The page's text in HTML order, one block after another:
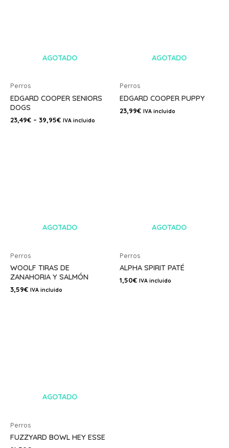
AGOTADO
Perros
EDGARD COOPER SENIORS
DOGS
23,49€ – 39,95€ IVA incluido
AGOTADO
Perros
EDGARD COOPER PUPPY
23,99€ IVA incluido
AGOTADO
Perros
WOOLF TIRAS DE
ZANAHORIA Y SALMÓN
3,59€ IVA incluido
AGOTADO
Perros
ALPHA SPIRIT PATÉ
1,50€ IVA incluido
AGOTADO
Perros
FUZZYARD BOWL HEY ESSE